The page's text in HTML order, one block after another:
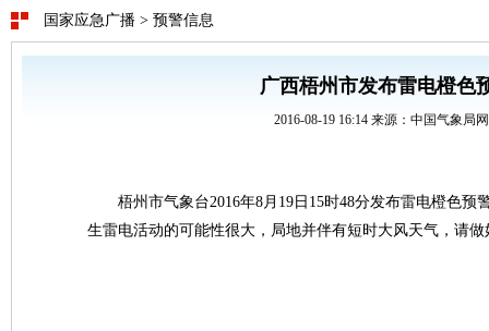
国家应急广播 > 预警信息
广西梧州市发布雷电橙色
2016-08-19 16:14 来源：中国气象局
梧州市气象台2016年8月19日15时48分发布雷电橙色预
生雷电活动的可能性很大，局地并伴有短时大风天气，请做